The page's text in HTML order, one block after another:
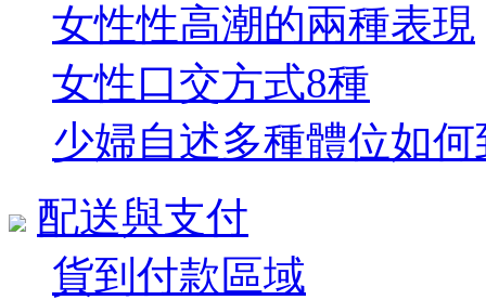
女性性高潮的兩種表現
女性口交方式8種
少婦自述多種體位如
配送與支付
貨到付款區域